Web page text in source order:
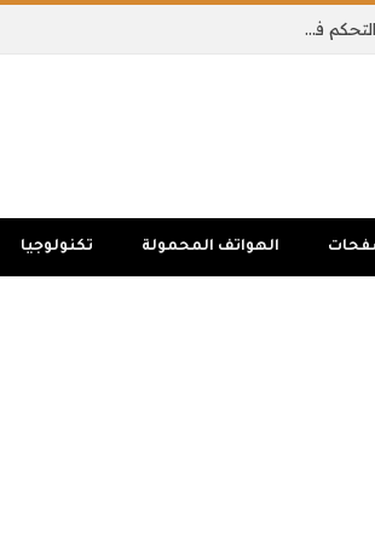
يمكن لنموذج الذكاء الاصطناعي الجديد من Google DeepMind التحكم في جسم الروبوت بالكامل
الهواتف المحمولة تكنولوجيا